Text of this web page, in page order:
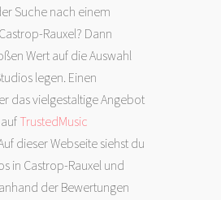
Suche nach einem
Rauxel? Dann
Wert auf die Auswahl
legen. Einen
das vielgestaltige Angebot
TrustedMusic
dieser Webseite siehst du
in Castrop-Rauxel und
der Bewertungen